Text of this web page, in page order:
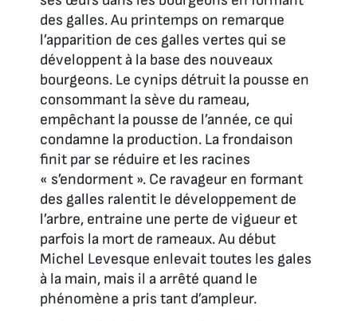
des galles. Au printemps on remarque
l’apparition de ces galles vertes qui se
développent à la base des nouveaux
bourgeons. Le cynips détruit la pousse en
consommant la sève du rameau,
empêchant la pousse de l’année, ce qui
condamne la production. La frondaison
finit par se réduire et les racines
« s’endorment ». Ce ravageur en formant
des galles ralentit le développement de
l’arbre, entraine une perte de vigueur et
parfois la mort de rameaux. Au début
Michel Levesque enlevait toutes les gales
à la main, mais il a arrêté quand le
phénomène a pris tant d’ampleur.